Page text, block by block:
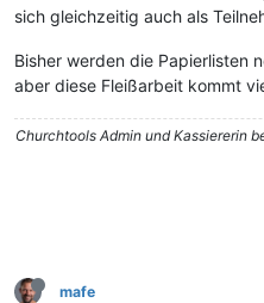
sich gleichzeitig auch als
Bisher werden die Papierlisten
aber diese Fleißarbeit kommt
Churchtools Admin und Kassiererin
mafe